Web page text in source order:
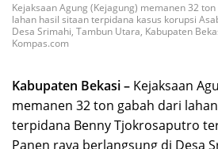
Kejaksaan Agung (Kejagung) memanen 32
lahan hasil sitaan terpidana kasus korupsi
Desa Srimahi, Tambun Utara, Kabupaten
Kompas.com
Kabupaten Bekasi – Kejaksaan
memanen 32 ton gabah dari
terpidana Benny Tjokrosaputro
Panen raya berlangsung di Desa